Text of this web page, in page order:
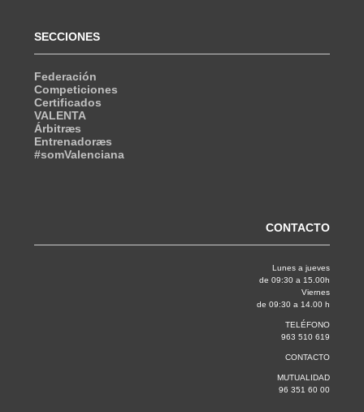
SECCIONES
Federación
Competiciones
Certificados
VALENTA
Árbitræs
Entrenadoræs
#somValenciana
CONTACTO
Lunes a jueves
de 09:30 a 15.00h
Viernes
de 09:30 a 14.00 h
TELÉFONO
963 510 619
CONTACTO
MUTUALIDAD
96 351 60 00